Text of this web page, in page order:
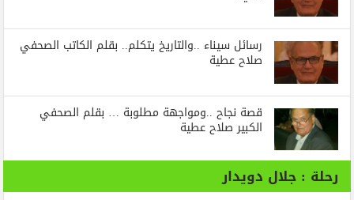
رسائل‭ ‬سيناء‭.. ‬والتاريخ‭ ‬يتكلم.. بقلم الكاتب الصحفي
صلاح عطية
قصة نجاح ..ومواجهة مطلوبة … بقلم الصحفي
الكبير صلاح عطية
رحلة : جلال دويدار